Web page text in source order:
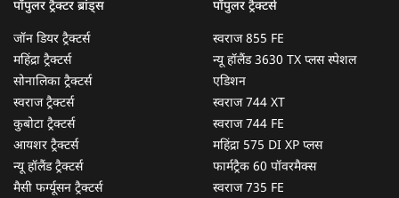
पॉपुलर ट्रैक्टर ब्रांड्स
जॉन डियर ट्रैक्टर्स
महिंद्रा ट्रैक्टर्स
सोनालिका ट्रैक्टर्स
स्वराज ट्रैक्टर्स
कुबोटा ट्रैक्टर्स
आयशर ट्रैक्टर्स
न्यू हॉलैंड ट्रैक्टर्स
मैसी फर्ग्यूसन ट्रैक्टर्स
पॉपुलर ट्रैक्टर्स
स्वराज 855 FE
न्यू हॉलैंड 3630 TX प्लस स्पेशल
एडिशन
स्वराज 744 XT
स्वराज 744 FE
महिंद्रा 575 DI XP प्लस
फार्मट्रैक 60 पॉवरमैक्स
स्वराज 735 FE